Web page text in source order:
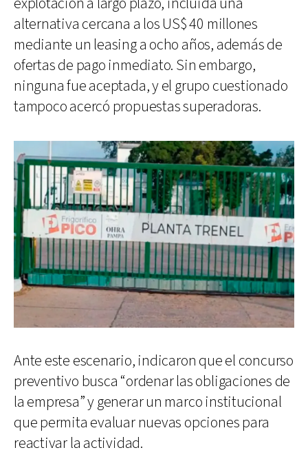
alternativa cercana a los US$ 40 millones
mediante un leasing a ocho años, además de
ofertas de pago inmediato. Sin embargo,
ninguna fue aceptada, y el grupo cuestionado
tampoco acercó propuestas superadoras.
Ante este escenario, indicaron que el concurso
preventivo busca “ordenar las obligaciones de
la empresa” y generar un marco institucional
que permita evaluar nuevas opciones para
reactivar la actividad.